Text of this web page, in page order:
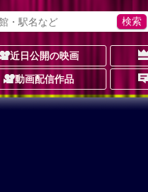
近日公開の映画
動画配信作品